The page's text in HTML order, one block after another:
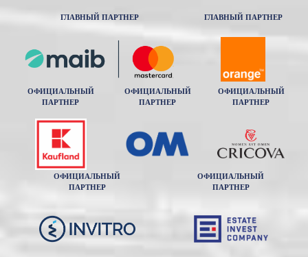
ГЛАВНЫЙ ПАРТНЕР ГЛАВНЫЙ ПАРТНЕР
ОФИЦИАЛЬНЫЙ
ПАРТНЕР
ОФИЦИАЛЬНЫЙ
ПАРТНЕР
ОФИЦИАЛЬНЫЙ
ПАРТНЕР
ОФИЦИАЛЬНЫЙ
ПАРТНЕР
ОФИЦИАЛЬНЫЙ
ПАРТНЕР